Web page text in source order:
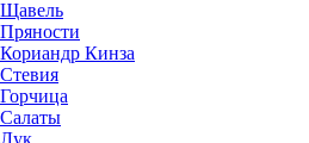
Щавель
Пряности
Кориандр Кинза
Стевия
Горчица
Салаты
Лук